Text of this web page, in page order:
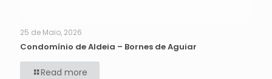
25 de Maio, 2026
Condomínio de Aldeia – Bornes de Aguiar
Read more